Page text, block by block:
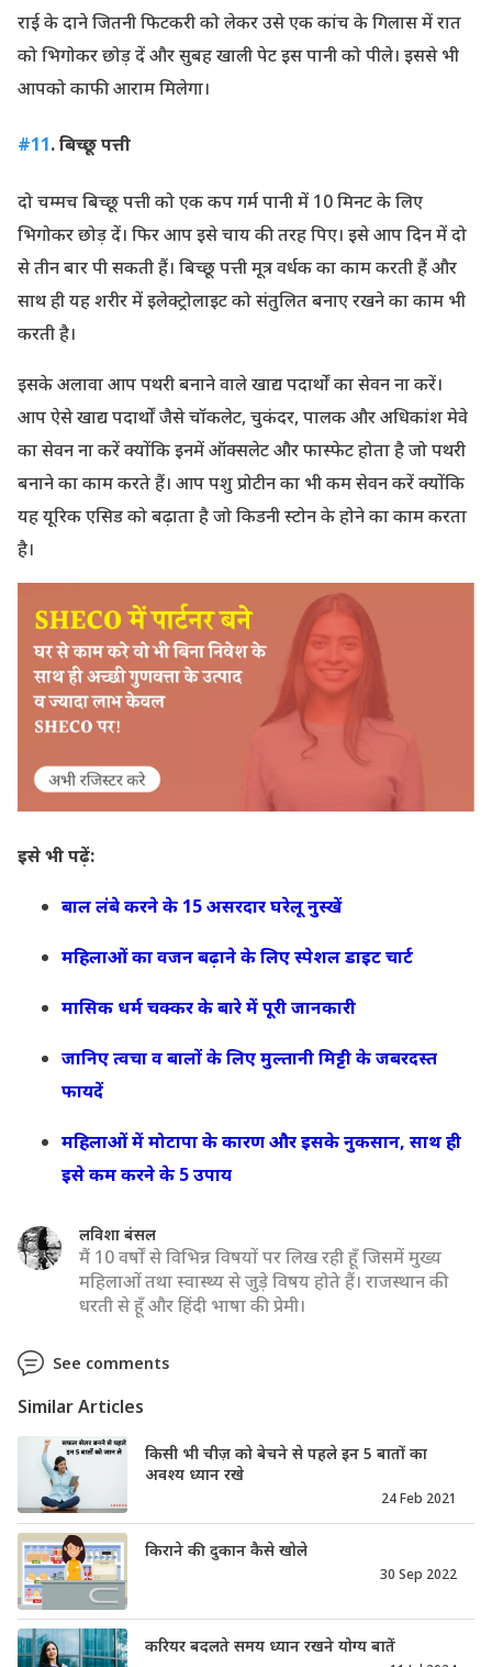
राई के दाने जितनी फिटकरी को लेकर उसे एक कांच के गिलास में रात
को भिगोकर छोड़ दें और सुबह खाली पेट इस पानी को पीले। इससे भी
आपको काफी आराम मिलेगा।
#11. बिच्छू पत्ती
दो चम्मच बिच्छू पत्ती को एक कप गर्म पानी में 10 मिनट के लिए
भिगोकर छोड़ दें। फिर आप इसे चाय की तरह पिए। इसे आप दिन में दो
से तीन बार पी सकती हैं। बिच्छू पत्ती मूत्र वर्धक का काम करती हैं और
साथ ही यह शरीर में इलेक्ट्रोलाइट को संतुलित बनाए रखने का काम भी
करती है।
इसके अलावा आप पथरी बनाने वाले खाद्य पदार्थों का सेवन ना करें।
आप ऐसे खाद्य पदार्थों जैसे चॉकलेट, चुकंदर, पालक और अधिकांश मेवे
का सेवन ना करें क्योंकि इनमें ऑक्सलेट और फास्फेट होता है जो पथरी
बनाने का काम करते हैं। आप पशु प्रोटीन का भी कम सेवन करें क्योंकि
यह यूरिक एसिड को बढ़ाता है जो किडनी स्टोन के होने का काम करता
है।
इसे भी पढ़ें:
बाल लंबे करने के 15 असरदार घरेलू नुस्खें
महिलाओं का वजन बढ़ाने के लिए स्पेशल डाइट चार्ट
मासिक धर्म चक्कर के बारे में पूरी जानकारी
जानिए त्वचा व बालों के लिए मुल्तानी मिट्टी के जबरदस्त
फायदें
महिलाओं में मोटापा के कारण और इसके नुकसान, साथ ही
इसे कम करने के 5 उपाय
लविशा बंसल
मैं 10 वर्षों से विभिन्न विषयों पर लिख रही हूँ जिसमें मुख्य
महिलाओं तथा स्वास्थ्य से जुड़े विषय होते हैं। राजस्थान की
धरती से हूँ और हिंदी भाषा की प्रेमी।
See comments
Similar Articles
किसी भी चीज़ को बेचने से पहले इन 5 बातों का
अवश्य ध्यान रखे
24 Feb 2021
किराने की दुकान कैसे खोले
30 Sep 2022
करियर बदलते समय ध्यान रखने योग्य बातें